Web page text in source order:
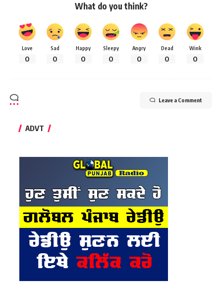
What do you think?
Love
0
Sad
0
Happy
0
Sleepy
0
Angry
0
Dead
0
Wink
0
Leave a Comment
ADVT